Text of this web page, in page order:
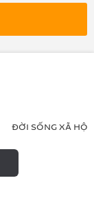
ĐỜI SỐNG XÃ HỘI